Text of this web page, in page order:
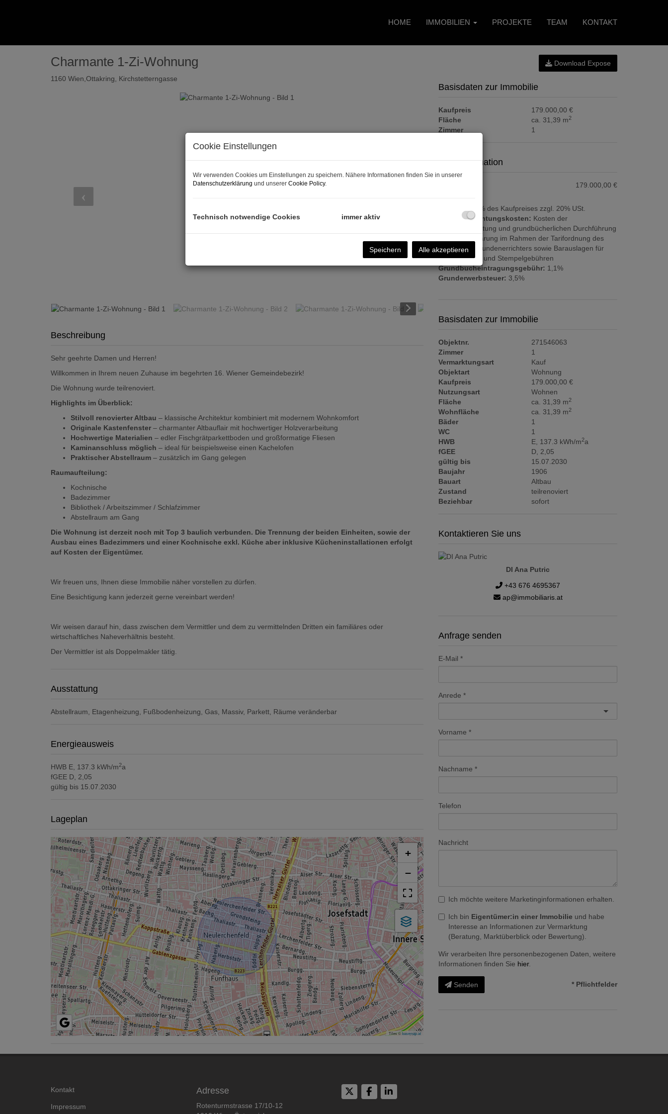
HOME IMMOBILIEN PROJEKTE TEAM KONTAKT
Charmante 1-Zi-Wohnung
1160 Wien,Ottakring , Kirchstetterngasse
Beschreibung
Sehr geehrte Damen und Herren!
Willkommen in Ihrem neuen Zuhause im begehrten 16. Wiener Gemeindebezirk!
Die Wohnung wurde teilrenoviert.
Highlights im Überblick:
Stilvoll renovierter Altbau – klassische Architektur kombiniert mit modernem Wohnkomfort
Originale Kastenfenster – charmanter Altbauflair mit hochwertiger Holzverarbeitung
Hochwertige Materialien – edler Fischgrätparkettboden und großformatige Fliesen
Kaminanschluss möglich – ideal für beispielsweise einen Kachelofen
Praktischer Abstellraum – zusätzlich im Gang gelegen
Raumaufteilung:
Kochnische
Badezimmer
Bibliothek / Arbeitszimmer / Schlafzimmer
Abstellraum am Gang
Die Wohnung ist derzeit noch mit Top 3 baulich verbunden. Die Trennung der beiden Einheiten, sowie der
Ausbau eines Badezimmers und einer Kochnische exkl. Küche aber inklusive Kücheninstallationen erfolgt
auf Kosten der Eigentümer.
Wir freuen uns, Ihnen diese Immobilie näher vorstellen zu dürfen.
Eine Besichtigung kann jederzeit gerne vereinbart werden!
Wir weisen darauf hin, dass zwischen dem Vermittler und dem zu vermittelnden Dritten ein familiäres oder
wirtschaftliches Naheverhältnis besteht.
Der Vermittler ist als Doppelmakler tätig.
Ausstattung
Abstellraum Etagenheizung Fußbodenheizung Gas Massiv Parkett Räume veränderbar
Energieausweis
HWB E, 137.3 kWh/m2a
fGEE D, 2,05
gültig bis 15.07.2030
Lageplan
+
−
Tiles ©basemap.at
Download Expose
Basisdaten zur Immobilie
Kaufpreis
179.000,00 €
Fläche
ca. 31,39 m2
Zimmer 1
Preisinformation
179.000,00 €
3% des Kaufpreises zzgl. 20% USt.
Vertragserrichtungskosten: Kosten der
Vertragserrichtung und grundbücherlichen Durchführung
nach Vereinbarung im Rahmen der Tarifordnung des
jeweiligen Urkundenerrichters sowie Barauslagen für
Beglaubigung und Stempelgebühren
Grundbucheintragungsgebühr: 1,1%
Grunderwerbsteuer: 3,5%
Basisdaten zur Immobilie
Objektnr.
271546063
Zimmer
1
Vermarktungsart
Kauf
Objektart
Wohnung
Kaufpreis
179.000,00 €
Nutzungsart
Wohnen
Fläche
ca. 31,39 m2
Wohnfläche ca. 31,39 m2
Bäder
1
WC
1
HWB
E, 137.3 kWh/m2a
fGEE
D, 2,05
gültig bis
15.07.2030
Baujahr
1906
Bauart
Altbau
Zustand
teilrenoviert
Beziehbar
sofort
Kontaktieren Sie uns
DI Ana Putric
+43 676 4695367
ap@immobiliaris.at
Anfrage senden
E-Mail
Anrede
Vorname
Nachname
Telefon
Nachricht
Ich möchte weitere Marketinginformationen erhalten.
Ich bin Eigentümer:in einer Immobilie und habe
Interesse an Informationen zur Vermarktung
(Beratung, Marktüberblick oder Bewertung).
Wir verarbeiten Ihre personenbezogenen Daten, weitere
Informationen finden Sie hier.
Senden * Pflichtfelder
Kontakt
Impressum
Adresse
Rotenturmstrasse 17/10-12
Cookie Einstellungen
Wir verwenden Cookies um Einstellungen zu speichern. Nähere Informationen finden Sie in unserer
Datenschutzerklärung und unserer Cookie Policy.
Technisch notwendige Cookies immer aktiv
Speichern Alle akzeptieren